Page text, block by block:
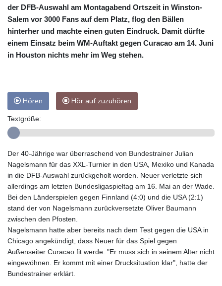
der DFB-Auswahl am Montagabend Ortszeit in Winston-
Salem vor 3000 Fans auf dem Platz, flog den Bällen
hinterher und machte einen guten Eindruck. Damit dürfte
einem Einsatz beim WM-Auftakt gegen Curacao am 14. Juni
in Houston nichts mehr im Weg stehen.
Hören Hör auf zuzuhören
Textgröße:
Der 40-Jährige war überraschend von Bundestrainer Julian
Nagelsmann für das XXL-Turnier in den USA, Mexiko und Kanada
in die DFB-Auswahl zurückgeholt worden. Neuer verletzte sich
allerdings am letzten Bundesligaspieltag am 16. Mai an der Wade.
Bei den Länderspielen gegen Finnland (4:0) und die USA (2:1)
stand der von Nagelsmann zurückversetzte Oliver Baumann
zwischen den Pfosten.
Nagelsmann hatte aber bereits nach dem Test gegen die USA in
Chicago angekündigt, dass Neuer für das Spiel gegen
Außenseiter Curacao fit werde. "Er muss sich in seinem Alter nicht
eingewöhnen. Er kommt mit einer Drucksituation klar", hatte der
Bundestrainer erklärt.